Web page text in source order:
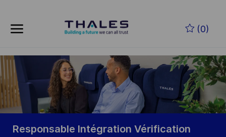
(0)
-
Responsable Intégration Vérification